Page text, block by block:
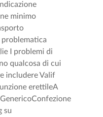
minimo
I problemi di
qualcosa di cui
includere Valif
erettileA
su